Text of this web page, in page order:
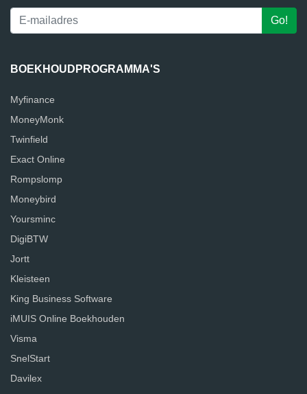
BOEKHOUDPROGRAMMA'S
Myfinance
MoneyMonk
Twinfield
Exact Online
Rompslomp
Moneybird
Yoursminc
DigiBTW
Jortt
Kleisteen
King Business Software
iMUIS Online Boekhouden
Visma
SnelStart
Davilex